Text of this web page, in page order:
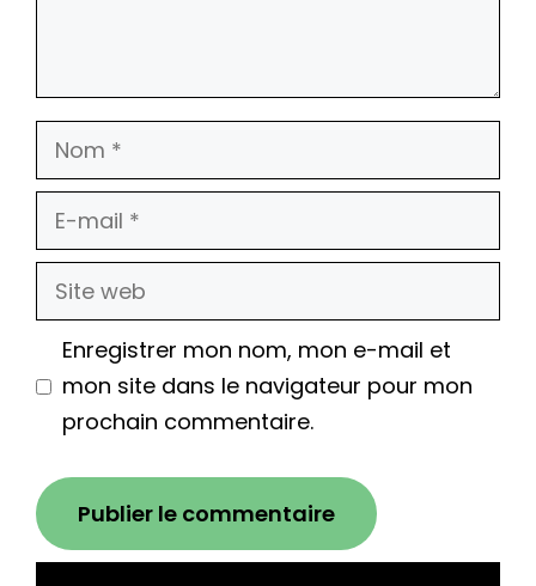
Nom
E-
mail
Site
web
Enregistrer mon nom, mon e-mail et
mon site dans le navigateur pour mon
prochain commentaire.